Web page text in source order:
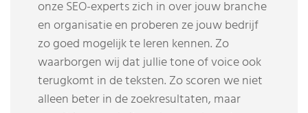
onze SEO-experts zich in over jouw branche
en organisatie en proberen ze jouw bedrijf
zo goed mogelijk te leren kennen. Zo
waarborgen wij dat jullie tone of voice ook
terugkomt in de teksten. Zo scoren we niet
alleen beter in de zoekresultaten, maar